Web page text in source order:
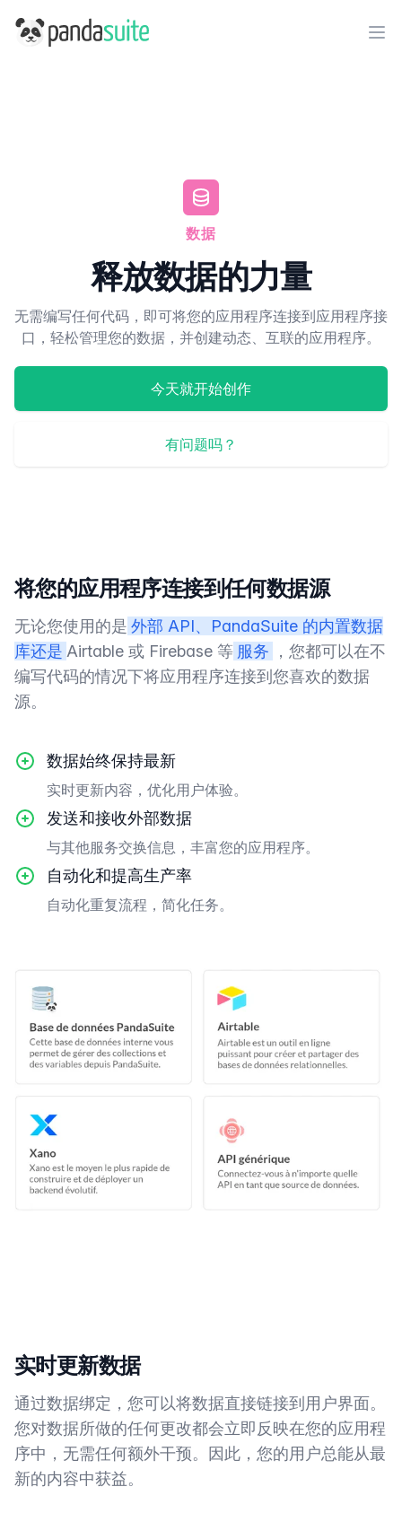
PandaSuite
数据
释放数据的力量
无需编写任何代码，即可将您的应用程序连接到应用程序接
口，轻松管理您的数据，并创建动态、互联的应用程序。
今天就开始创作
有问题吗？
将您的应用程序连接到任何数据源
无论您使用的是 外部 API、PandaSuite 的内置数据
库还是 Airtable 或 Firebase 等 服务
，您都可以在不
编写代码的情况下将应用程序连接到您喜欢的数据
源。
数据始终保持最新
实时更新内容，优化用户体验。
发送和接收外部数据
与其他服务交换信息，丰富您的应用程序。
自动化和提高生产率
自动化重复流程，简化任务。
实时更新数据
通过数据绑定，您可以将数据直接链接到用户界面。
您对数据所做的任何更改都会立即反映在您的应用程
序中，无需任何额外干预。因此，您的用户总能从最
新的内容中获益。